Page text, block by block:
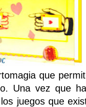
que
Una vez que
juegos que